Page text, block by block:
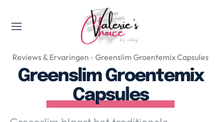
Valerie's Topics
Travel & Culture
Food & Drinks
Happyness & Opmerkelijk
Lifestyle, Sport & Duurzaamheid
Reviews & Ervaringen Greenslim Groentemix Capsules
Greenslim Groentemix
Capsules